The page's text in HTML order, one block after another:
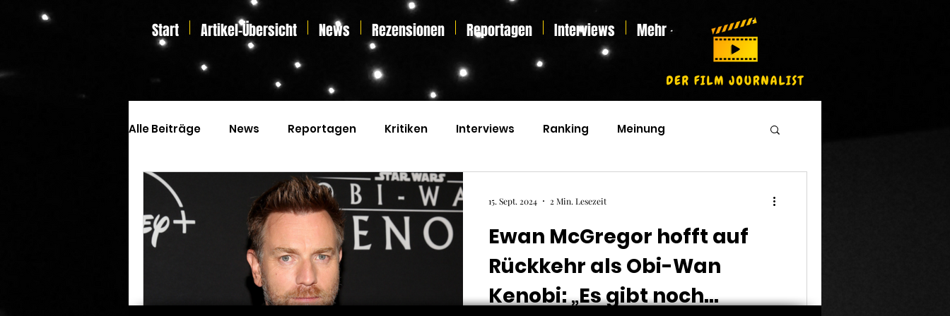
Start Artikel-Übersicht News Rezensionen Reportagen Interviews Mehr
Alle Beiträge News Reportagen Kritiken Interviews Ranking Meinung
Kinoprogramm Specials Home Entertainment
Ewan McGregor hofft auf
Rückkehr als Obi-Wan
Kenobi: „Es gibt noch
15. Sept. 2024 2 Min. Lesezeit